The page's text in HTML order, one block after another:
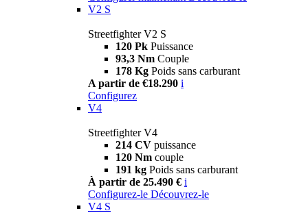
V2 S
Streetfighter V2 S
120 Pk Puissance
93,3 Nm Couple
178 Kg Poids sans carburant
A partir de €18.290 i
Configurez
V4
Streetfighter V4
214 CV puissance
120 Nm couple
191 kg Poids sans carburant
À partir de 25.490 € i
Configurez-le Découvrez-le
V4 S